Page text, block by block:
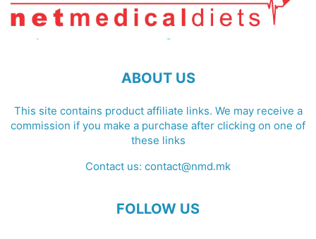
ABOUT US
This site contains product affiliate links. We may receive a
commission if you make a purchase after clicking on one of
these links
Contact us: contact@nmd.mk
FOLLOW US